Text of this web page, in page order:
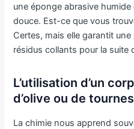
une éponge abrasive
douce. Est-ce que vous
Certes, mais elle garantit
résidus collants pour la suite
L’utilisation d’un
d’olive ou de
La chimie nous apprend